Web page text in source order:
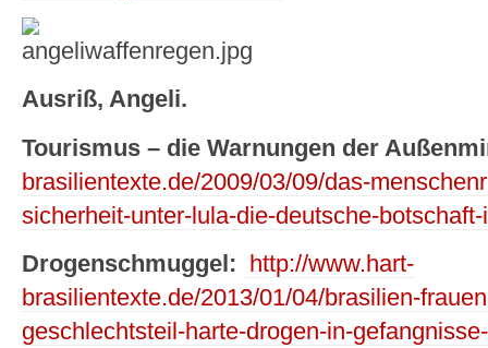
Ausriß, Angeli.
Tourismus – die Warnungen der
brasilientexte.de/2009/03/09/das-
sicherheit-unter-lula-die-deutsche-
Drogenschmuggel:
http://www.hart-
brasilientexte.de/2013/01/04/brasilien-
geschlechtsteil-harte-drogen-in-